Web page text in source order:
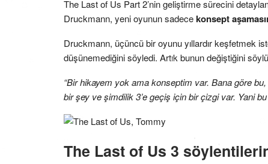
The Last of Us Part 2’nin geliştirme sürecini
Druckmann, yeni oyunun sadecekonsept
Druckmann, üçüncü bir oyunu yıllardır keşfetmek
düşünemediğini söyledi. Artık bunun değiştiğini
“Bir hikayem yok ama konseptim var. Bana göre
bir şey ve şimdilik 3’e geçiş için bir çizgi var. Yani
The Last of Us 3